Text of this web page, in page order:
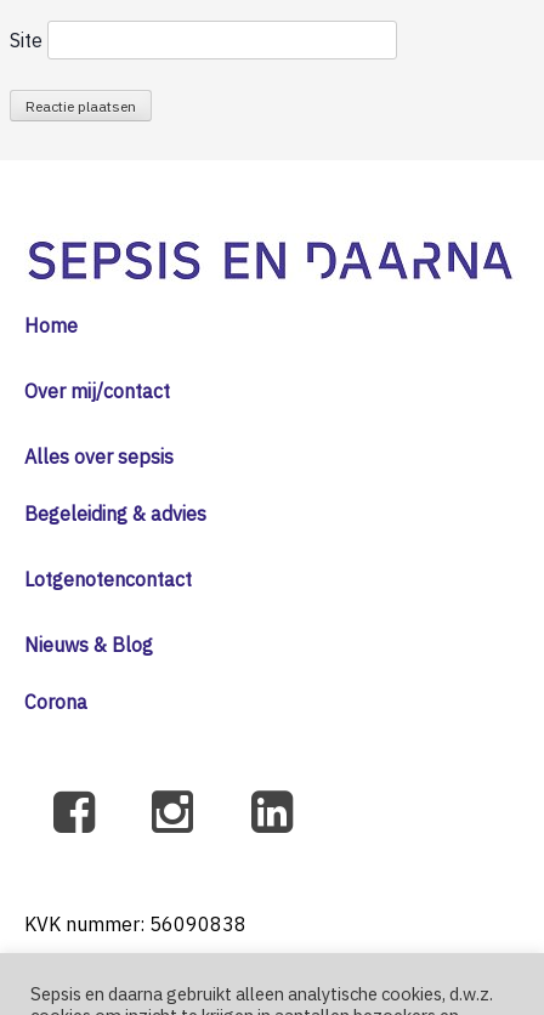
Site
Home
Over mij/contact
Alles over sepsis
Begeleiding & advies
Lotgenotencontact
Nieuws & Blog
Corona
KVK nummer: 56090838
Sepsis en daarna gebruikt alleen analytische cookies, d.w.z.